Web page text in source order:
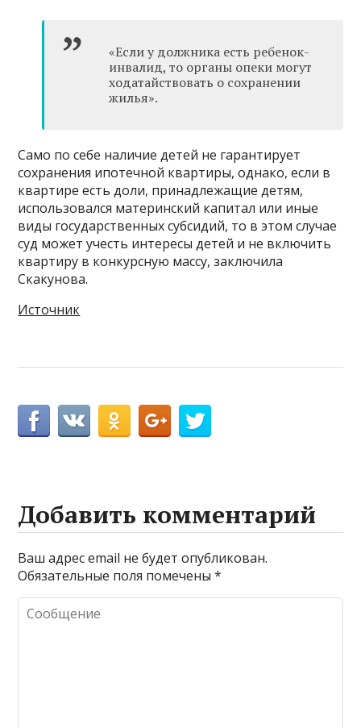
«Если у должника есть ребенок-
инвалид, то органы опеки могут
ходатайствовать о сохранении
жилья».
Само по себе наличие детей не гарантирует
сохранения ипотечной квартиры, однако, если в
квартире есть доли, принадлежащие детям,
использовался материнский капитал или иные
виды государственных субсидий, то в этом случае
суд может учесть интересы детей и не включить
квартиру в конкурсную массу, заключила
Скакунова.
Источник
Добавить комментарий
Ваш адрес email не будет опубликован.
Обязательные поля помечены*